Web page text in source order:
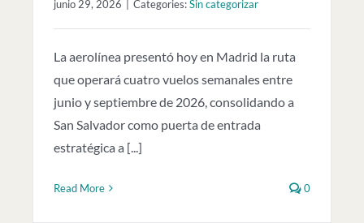
junio 29, 2026 Categories:Sin categorizar
La aerolínea presentó hoy en Madrid la ruta
que operará cuatro vuelos semanales entre
junio y septiembre de 2026, consolidando a
San Salvador como puerta de entrada
estratégica a [...]
Read More 0